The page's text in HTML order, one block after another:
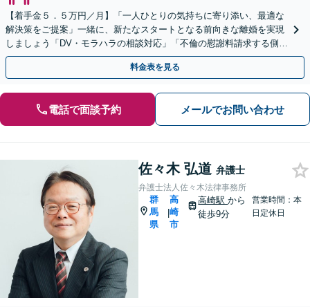
【着手金５．５万円／月】「一人ひとりの気持ちに寄り添い、最適な
解決策をご提案」一緒に、新たなスタートとなる前向きな離婚を実現
しましょう「DV・モラハラの相談対応」「不倫の慰謝料請求する側に
豊富な実績あり」【休日・夜間相談可】
料金表を見る
電話で面談予約 メールでお問い合わせ
佐々木 弘道 弁護士
弁護士法人佐々木法律事務所
群
馬
県
|
高
崎
市
高崎駅から
徒歩9分
営業時間：本
日定休日